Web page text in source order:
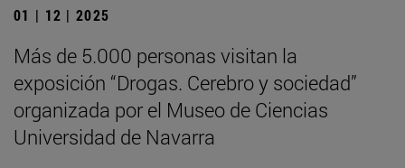
01 | 12 | 2025
Más de 5.000 personas visitan la
exposición “Drogas. Cerebro y sociedad”
organizada por el Museo de Ciencias
Universidad de Navarra